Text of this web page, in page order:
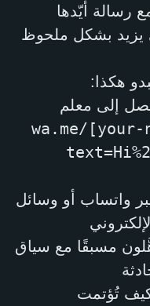
رسالة أيّدها
يزيد بشكل ملحوظ
هكذا:
إلى معلم
wa.me/[your-
واتساب أو وسائل
مسبقًا مع سياق
تُؤتمت